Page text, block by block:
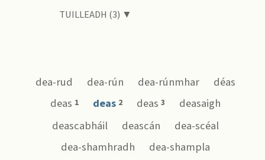
TUILLEADH (3) ▼
dea-rud dea-rún dea-rúnmhar
déas
deas 1 deas 2 deas 3
deasaigh
deascabháil
deascán
dea-scéal
dea-shamhradh
dea-shampla